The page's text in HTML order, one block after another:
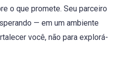
o que promete. Seu parceiro
— em um ambiente
você, não para explorá-